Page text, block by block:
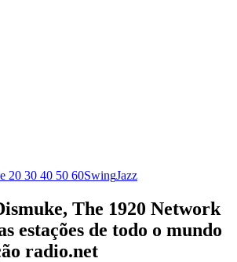
20 30 40 50 60SwingJazz
The 1920 Network
estações de todo o mundo
radio.net